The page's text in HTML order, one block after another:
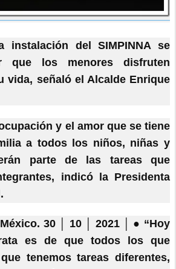
del SIMPINNA se
que los menores disfruten
vida, señaló el Alcalde Enrique
y el amor que se tiene
a todos los niños, niñas y
parte de las tareas que
indicó la Presidenta
30 │ 10 │ 2021 │ ● “Hoy
es de que todos los que
tenemos tareas diferentes,